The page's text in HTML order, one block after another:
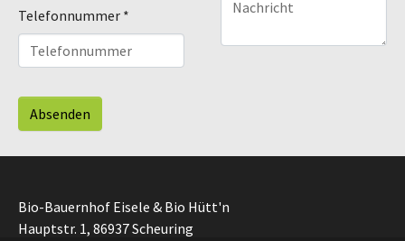
Telefonnummer *
Absenden
Bio-Bauernhof Eisele & Bio Hütt'n
Hauptstr. 1, 86937 Scheuring